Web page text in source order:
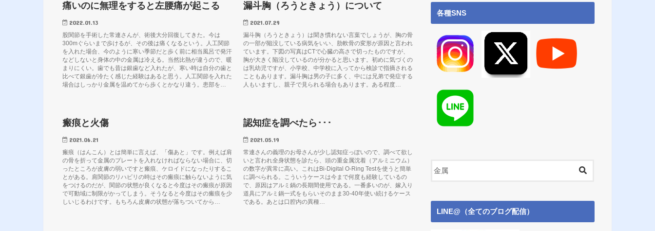
痛いのに無理をすると左腰痛が起こる
2022.01.13
股関節を手術した常連さんが、術後大分回復してきた。今は
300mぐらいまで歩けるが、その後は痛くなるという。人工関節
を入れた場合、今のように寒い季節だと歩く前に相当風呂で発汗
などしないと身体の中の金属は冷える。当然比熱が違うので、暖
まりにくい。歯でも昔は銀歯など入れたが、寒い時は自分の歯と
比べて銀歯が冷たく感じた経験はあると思う。人工関節を入れた
場合はしっかり金属を温めてから歩くとかなり違う。患部を…
漏斗胸（ろうときょう）について
2021.07.29
漏斗胸（ろうときょう）は聞き慣れない言葉でしょうが、胸の骨
の一部が陥没している病気をいい、肋軟骨の変形が原因と言われ
ています。下図の写真はCTで心臓の高さで切ったものですが、
胸が大きく陥没しているのが分かると思います。初めに気づくの
は乳幼児ですが、小学校、中学校に入ってから検診で指摘される
こともあります。漏斗胸は男の子に多く、中には兄弟で発症する
人もいますし、親子で見られる場合もあります。ある程度…
瘢痕と火傷
2021.06.21
瘢痕（はんこん）とは簡単に言えば、「傷あと」です。例えば肩
の骨を折って金属のプレートを入れなければならない場合に、切
ったところが皮膚の弱いですと瘢痕、ケロイドになったりするこ
とがある。肩関節のリハビリの時はその瘢痕に触らないように気
をつけるのだが、関節の状態が良くなると今度はその瘢痕が原因
で可動域に制限がかってしまう。そうなると今度はその瘢痕を少
しいじるわけです。もちろん皮膚の状態が落ちついてから…
認知症を調べたら･･･
2021.05.19
常連さんの義理のお母さんが少し認知症っぽいので、調べて欲し
いと言われ全身状態を診たら、頭の重金属沈着（アルミニウム）
の数字が異常に高い。これはBi-Digital O-Ring Testを使うと簡単
に調べられる。こういうケースは今まで何度も経験しているの
で、原因はアルミ鍋の長期間使用である。一番多いのが、嫁入り
道具にアルミ鍋一式をもらいそのまま30-40年使い続けるケース
である。あとは口腔内の異種…
各種SNS
LINE@（全てのブログ配信）